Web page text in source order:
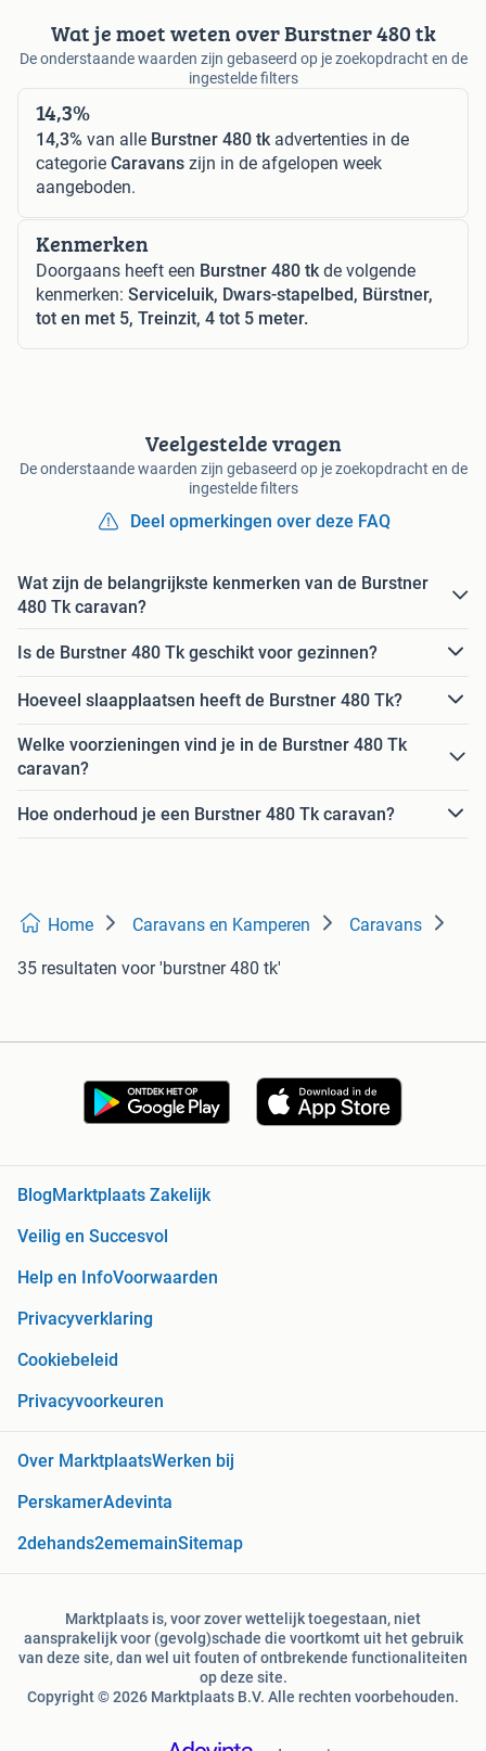
Wat je moet weten over Burstner 480 tk
De onderstaande waarden zijn gebaseerd op je zoekopdracht en de
ingestelde filters
14,3%
14,3% van alle Burstner 480 tkadvertenties in de
categorie Caravans zijn in de afgelopen week
aangeboden.
Kenmerken
Doorgaans heeft een Burstner 480 tkde volgende
kenmerken: Serviceluik, Dwars-stapelbed, Bürstner,
tot en met 5, Treinzit, 4 tot 5 meter.
Veelgestelde vragen
De onderstaande waarden zijn gebaseerd op je zoekopdracht en de
ingestelde filters
Deel opmerkingen over deze FAQ
Wat zijn de belangrijkste kenmerken van de Burstner
480 Tk caravan?
Is de Burstner 480 Tk geschikt voor gezinnen?
Hoeveel slaapplaatsen heeft de Burstner 480 Tk?
Welke voorzieningen vind je in de Burstner 480 Tk
caravan?
Hoe onderhoud je een Burstner 480 Tk caravan?
Home Caravans en Kamperen Caravans
35 resultaten voor 'burstner 480 tk'
Blog Marktplaats Zakelijk
Veilig en Succesvol
Help en InfoVoorwaarden
Privacyverklaring
Cookiebeleid
Privacyvoorkeuren
Over MarktplaatsWerken bij
PerskamerAdevinta
2dehands2ememainSitemap
Marktplaats is, voor zover wettelijk toegestaan, niet
aansprakelijk voor (gevolg)schade die voortkomt uit het gebruik
van deze site, dan wel uit fouten of ontbrekende functionaliteiten
op deze site.
Copyright © 2026 Marktplaats B.V. Alle rechten voorbehouden.